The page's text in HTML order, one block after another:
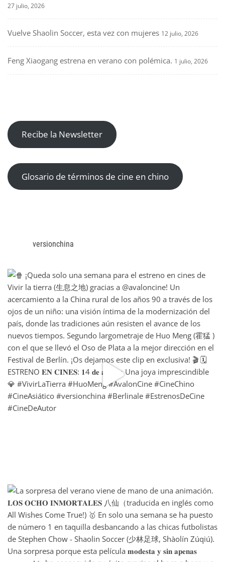
27 julio, 2026
Vuelve Shaolin Soccer, esta vez con mujeres 12 julio, 2026
Feng Xiaogang estrena en verano con polémica. 1 julio, 2026
Recibe la Newsletter
Glosario de términos de cine en chino
versionchina